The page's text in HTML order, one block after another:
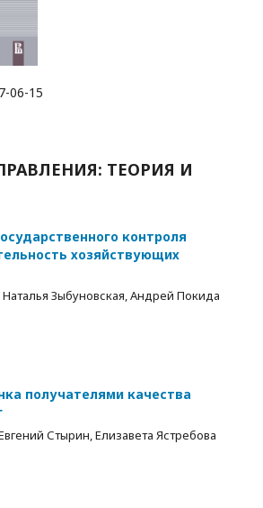
06-15
ТЕОРИЯ И
контроля
хозяйствующих
Зыбуновская, Андрей Покида
получателями качества
Стырин, Елизавета Ястребова